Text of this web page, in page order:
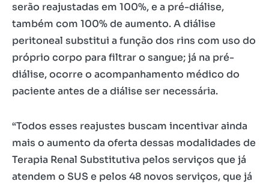
serão reajustadas em 100%, e a pré-diálise,
também com 100% de aumento. A diálise
peritoneal substitui a função dos rins com uso do
próprio corpo para filtrar o sangue; já na pré-
diálise, ocorre o acompanhamento médico do
paciente antes de a diálise ser necessária.
“Todos esses reajustes buscam incentivar ainda
mais o aumento da oferta dessas modalidades de
Terapia Renal Substitutiva pelos serviços que já
atendem o SUS e pelos 48 novos serviços, que já